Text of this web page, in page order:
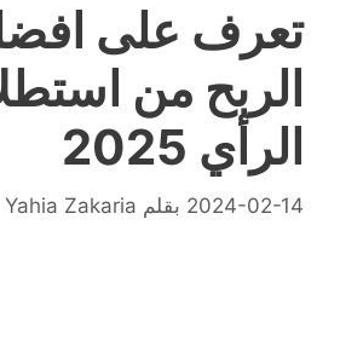
تعرف على
الربح من
الرأي 2025
2024-02-14 بقلم Yahia Zakaria